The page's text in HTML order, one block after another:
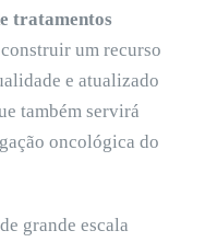
tratamentos
um recurso
e atualizado
também servirá
oncológica do
grande escala